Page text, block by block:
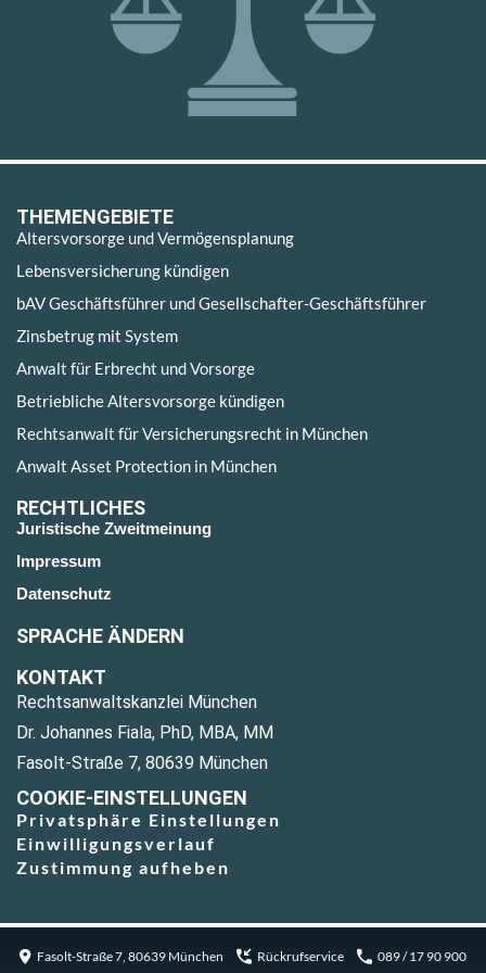
THEMENGEBIETE
Altersvorsorge und Vermögensplanung
Lebensversicherung kündigen
bAV Geschäftsführer und Gesellschafter-Geschäftsführer
Zinsbetrug mit System
Anwalt für Erbrecht und Vorsorge
Betriebliche Altersvorsorge kündigen
Rechtsanwalt für Versicherungsrecht in München
Anwalt Asset Protection in München
RECHTLICHES
Juristische Zweitmeinung
Impressum
Datenschutz
SPRACHE ÄNDERN
KONTAKT
Rechtsanwaltskanzlei München
Dr. Johannes Fiala, PhD, MBA, MM
Fasolt-Straße 7, 80639 München
COOKIE-EINSTELLUNGEN
Privatsphäre Einstellungen
Einwilligungsverlauf
Zustimmung aufheben
Fasolt-Straße 7, 80639 München Rückrufservice 089 / 17 90 900